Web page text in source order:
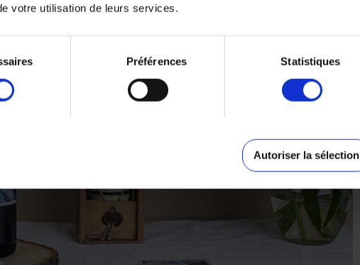
votre utilisation de leurs services.
Préférences Statistiques
Autoriser la sélection